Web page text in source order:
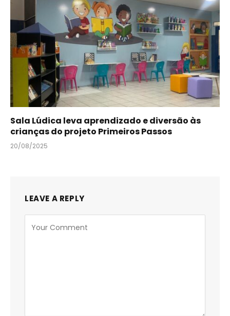
Sala Lúdica leva aprendizado e diversão às
crianças do projeto Primeiros Passos
20/08/2025
LEAVE A REPLY